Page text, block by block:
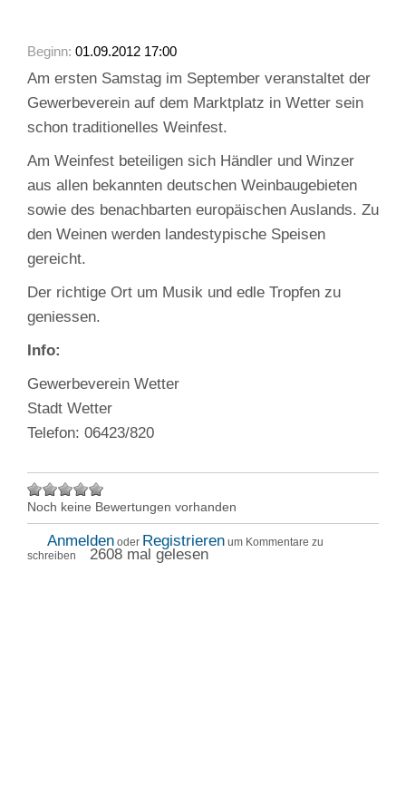
Beginn: 01.09.2012 17:00
Am ersten Samstag im September veranstaltet der
Gewerbeverein auf dem Marktplatz in Wetter sein
schon traditionelles Weinfest.
Am Weinfest beteiligen sich Händler und Winzer
aus allen bekannten deutschen Weinbaugebieten
sowie des benachbarten europäischen Auslands. Zu
den Weinen werden landestypische Speisen
gereicht.
Der richtige Ort um Musik und edle Tropfen zu
geniessen.
Info:
Gewerbeverein Wetter
Stadt Wetter
Telefon: 06423/820
Noch keine Bewertungen vorhanden
Anmelden oder Registrieren um Kommentare zu
schreiben
2608 mal gelesen